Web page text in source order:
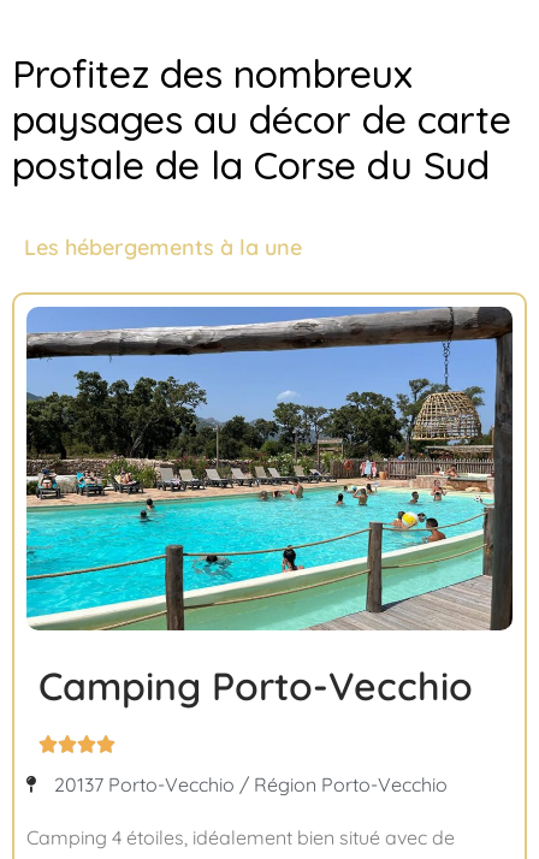
Profitez des nombreux
paysages au décor de carte
postale de la Corse du Sud
Les hébergements à la une
Camping Porto-Vecchio

20137 Porto-Vecchio / Région Porto-Vecchio
Camping 4 étoiles, idéalement bien situé avec de